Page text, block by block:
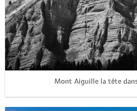
Mont Aiguille la tête